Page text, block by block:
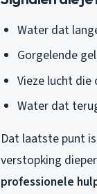
Water dat
Gorgelende
Vieze lucht
Water dat
Dat laatste punt
verstopking
professionele